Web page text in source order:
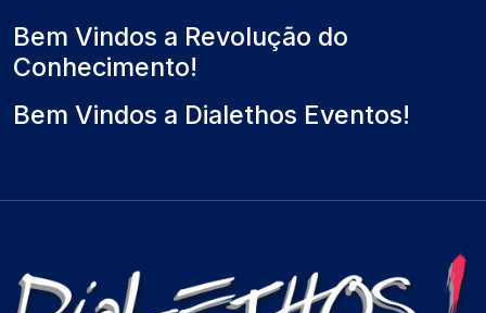
Bem Vindos a Revolução do
Conhecimento!
Bem Vindos a Dialethos Eventos!